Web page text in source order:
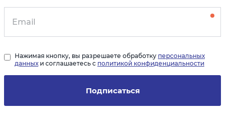
Подписаться
Нажимая кнопку, вы разрешаете обработку персональных
данных и соглашаетесь с политикой конфиденциальности